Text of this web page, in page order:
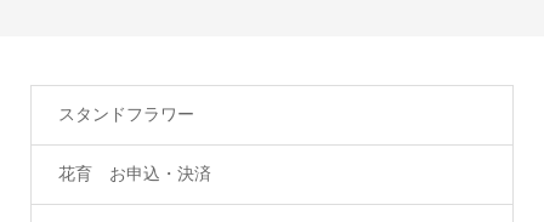
スタンドフラワー
花育 お申込・決済